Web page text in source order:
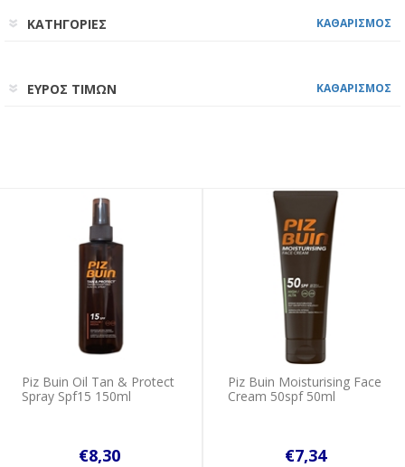
ΚΑΤΗΓΟΡΙΕΣ ΚΑΘΑΡΙΣΜΟΣ
ΕΥΡΟΣ ΤΙΜΩΝ ΚΑΘΑΡΙΣΜΟΣ
Piz Buin Oil Tan & Protect
Spray Spf15 150ml
€8,30
Piz Buin Moisturising Face
Cream 50spf 50ml
€7,34